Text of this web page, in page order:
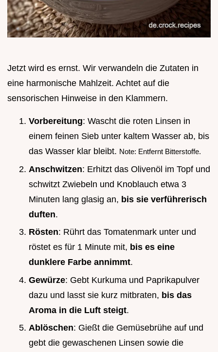
Jetzt wird es ernst. Wir verwandeln die Zutaten in
eine harmonische Mahlzeit. Achtet auf die
sensorischen Hinweise in den Klammern.
Vorbereitung: Wascht die roten Linsen in
einem feinen Sieb unter kaltem Wasser ab, bis
das Wasser klar bleibt. Note: Entfernt Bitterstoffe.
Anschwitzen: Erhitzt das Olivenöl im Topf und
schwitzt Zwiebeln und Knoblauch etwa 3
Minuten lang glasig an, bis sie verführerisch
duften.
Rösten: Rührt das Tomatenmark unter und
röstet es für 1 Minute mit, bis es eine
dunklere Farbe annimmt.
Gewürze: Gebt Kurkuma und Paprikapulver
dazu und lasst sie kurz mitbraten, bis das
Aroma in die Luft steigt.
Ablöschen: Gießt die Gemüsebrühe auf und
gebt die gewaschenen Linsen sowie die